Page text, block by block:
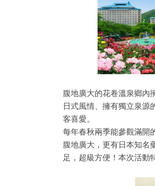
腹地廣大的花卷溫泉鄉內
日式風情、擁有獨立泉源
客喜愛。
每年春秋兩季能參觀滿開
腹地廣大，更有日本知名
足，超級方便！本次活動